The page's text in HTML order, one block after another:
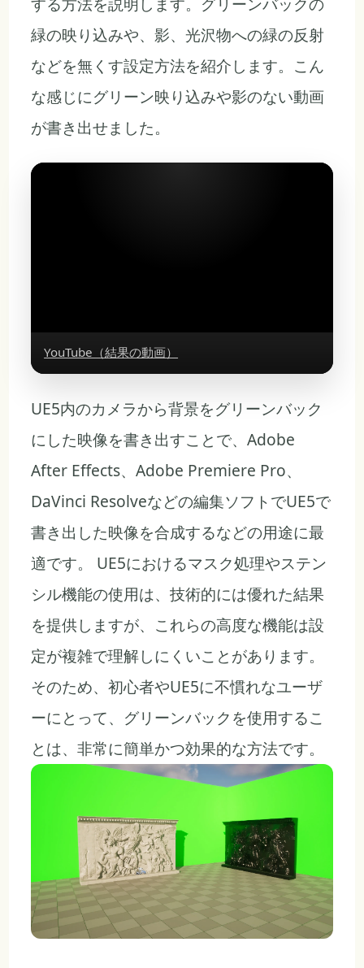
緑の映り込みや、影、光沢物への緑の反射
などを無くす設定方法を紹介します。こん
な感じにグリーン映り込みや影のない動画
が書き出せました。
YouTube（結果の動画）
UE5内のカメラから背景をグリーンバック
にした映像を書き出すことで、Adobe
After Effects、Adobe Premiere Pro、
DaVinci Resolveなどの編集ソフトでUE5で
書き出した映像を合成するなどの用途に最
適です。 UE5におけるマスク処理やステン
シル機能の使用は、技術的には優れた結果
を提供しますが、これらの高度な機能は設
定が複雑で理解しにくいことがあります。
そのため、初心者やUE5に不慣れなユーザ
ーにとって、グリーンバックを使用するこ
とは、非常に簡単かつ効果的な方法です。